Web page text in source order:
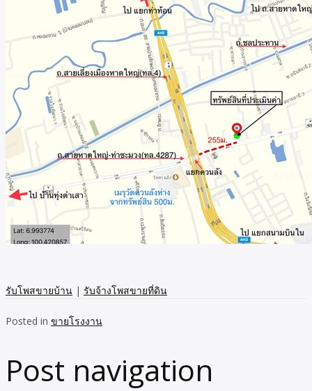
รับโพสขายบ้าน | รับจ้างโพสขายที่ดิน
Posted in ขายโรงงาน
Post navigation